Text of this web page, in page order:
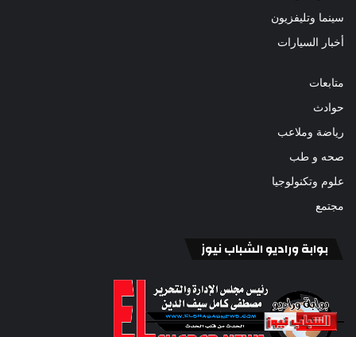
سينما وتليفزيون
أخبار السيارات
متابعات
حوادث
رياضة وملاعب
صحه و طب
علوم وتكنولوجيا
مجتمع
بوابة وراديو الشباب نيوز